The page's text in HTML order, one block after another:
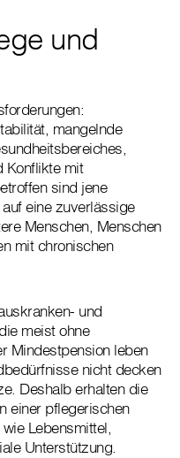
und
mangelnde
Konflikte mit
sind jene
eine zuverlässige
Menschen, Menschen
mit chronischen
und
meist ohne
Mindestpension leben
nicht decken
Deshalb erhalten die
einer pflegerischen
Lebensmittel,
Unterstützung.